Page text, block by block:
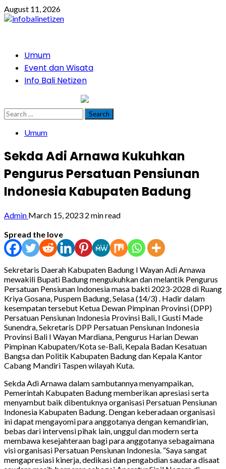
Skip
to
August 11, 2026
PrimaryUmum
Event dan Wisata
Info Bali Netizen
Search
for:
Umum
Sekda Adi Arnawa Kukuhkan
Pengurus Persatuan Pensiunan
Indonesia Kabupaten Badung
Admin March 15, 2023 2 min read
Spread the love
Sekretaris Daerah Kabupaten Badung I Wayan Adi Arnawa
mewakili Bupati Badung mengukuhkan dan melantik Pengurus
Persatuan Pensiunan Indonesia masa bakti 2023-2028 di Ruang
Kriya Gosana, Puspem Badung, Selasa (14/3) . Hadir dalam
kesempatan tersebut Ketua Dewan Pimpinan Provinsi (DPP)
Persatuan Pensiunan Indonesia Provinsi Bali, I Gusti Made
Sunendra, Sekretaris DPP Persatuan Pensiunan Indonesia
Provinsi Bali I Wayan Mardiana, Pengurus Harian Dewan
Pimpinan Kabupaten/Kota se-Bali, Kepala Badan Kesatuan
Bangsa dan Politik Kabupaten Badung dan Kepala Kantor
Cabang Mandiri Taspen wilayah Kuta.
Sekda Adi Arnawa dalam sambutannya menyampaikan,
Pemerintah Kabupaten Badung memberikan apresiasi serta
menyambut baik dibentuknya organisasi Persatuan Pensiunan
Indonesia Kabupaten Badung. Dengan keberadaan organisasi
ini dapat mengayomi para anggotanya dengan kemandirian,
bebas dari intervensi pihak lain, unggul dan modern serta
membawa kesejahteraan bagi para anggotanya sebagaimana
visi organisasi Persatuan Pensiunan Indonesia. “Saya sangat
mengapresiasi kinerja, dedikasi dan pengabdian saudara disaat